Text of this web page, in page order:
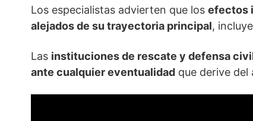
Los especialistas advierten que los efectos
alejados de su trayectoria principal,
Las instituciones de rescate y defensa
ante cualquier eventualidad que derive